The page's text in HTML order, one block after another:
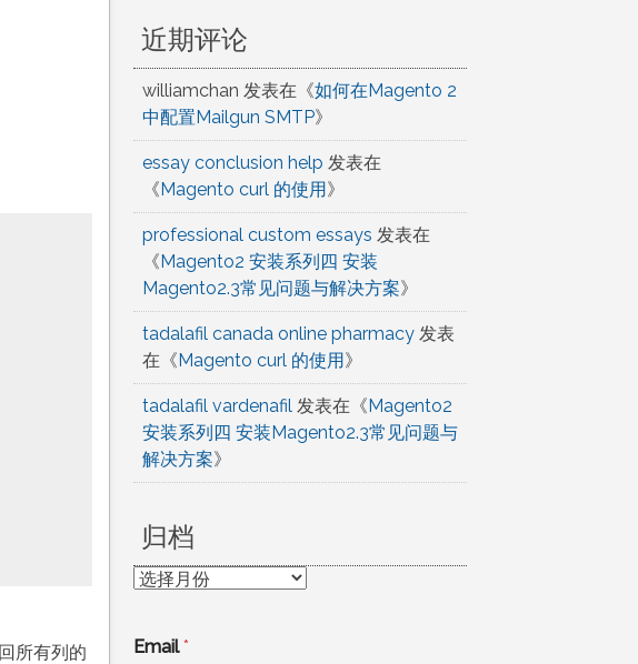
所有列的
近期评论
williamchan 发表在《如何在Magento 2
中配置Mailgun SMTP》
essay conclusion help 发表在
《Magento curl 的使用》
professional custom essays 发表在
《Magento2 安装系列四 安装
Magento2.3常见问题与解决方案》
tadalafil canada online pharmacy发表
在《Magento curl 的使用》
tadalafil vardenafil发表在《Magento2
安装系列四 安装Magento2.3常见问题与
解决方案》
归档
归
Email*